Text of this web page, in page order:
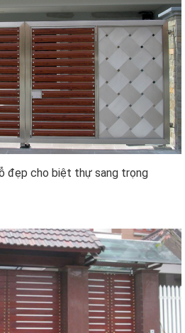
đẹp cho biệt thự sang trọng